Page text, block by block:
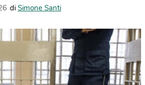
di Simone Santi